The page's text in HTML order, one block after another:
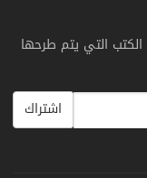
الكتب التي يتم طرحها
اشتراك